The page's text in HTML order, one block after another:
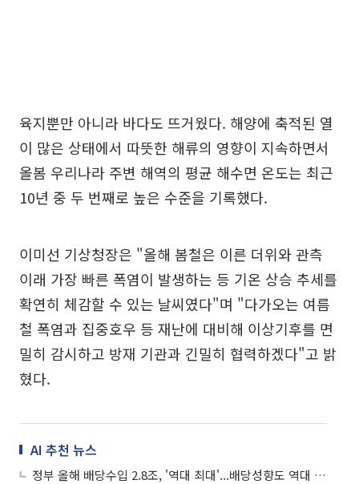
육지뿐만 아니라 바다도 뜨거웠다. 해양에 축적된 열
이 많은 상태에서 따뜻한 해류의 영향이 지속하면서
올봄 우리나라 주변 해역의 평균 해수면 온도는 최근
10년 중 두 번째로 높은 수준을 기록했다.
이미선 기상청장은 "올해 봄철은 이른 더위와 관측
이래 가장 빠른 폭염이 발생하는 등 기온 상승 추세를
확연히 체감할 수 있는 날씨였다"며 "다가오는 여름
철 폭염과 집중호우 등 재난에 대비해 이상기후를 면
밀히 감시하고 방재 기관과 긴밀히 협력하겠다"고 밝
혔다.
AI 추천 뉴스
정부 올해 배당수입 2.8조, '역대 최대'...배당성향도 역대 최고